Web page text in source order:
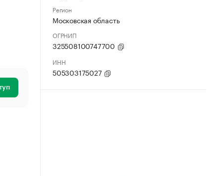
Регион
Московская область
ОГРНИП
325508100747700
ИНН
505303175027